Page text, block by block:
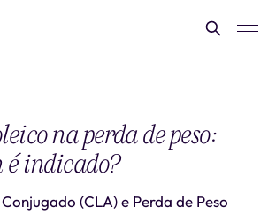
na perda de peso:
indicado?
(CLA) e Perda de Peso